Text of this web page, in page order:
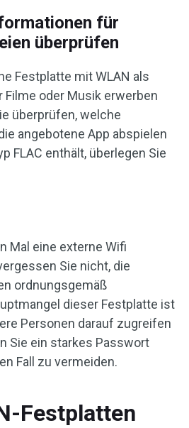
für
überprüfen
Festplatte mit WLAN als
Filme oder Musik erwerben
überprüfen, welche
angebotene App abspielen
FLAC enthält, überlegen Sie
Mal eine externe Wifi
Sie nicht, die
ordnungsgemäß
dieser Festplatte ist
Personen darauf zugreifen
Sie ein starkes Passwort
Fall zu vermeiden.
Festplatten